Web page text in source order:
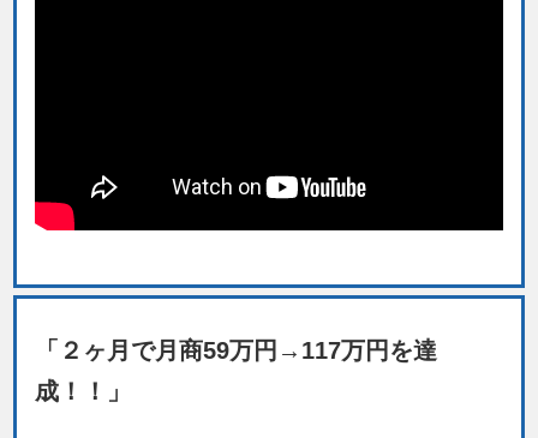
「２ヶ月で月商59万円→117万円を達
成！！」